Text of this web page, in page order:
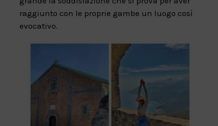
raggiunto con le proprie gambe un luogo così
evocativo.